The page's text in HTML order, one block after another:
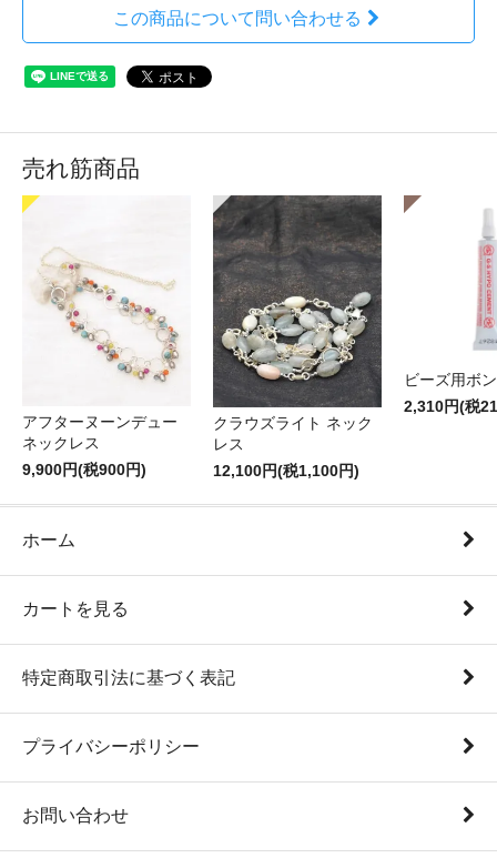
この商品について問い合わせる
売れ筋商品
アフターヌーンデュー
ネックレス
9,900円(税900円)
クラウズライト ネック
レス
12,100円(税1,100円)
ビーズ用ボ
2,310円(税
ホーム
カートを見る
特定商取引法に基づく表記
プライバシーポリシー
お問い合わせ